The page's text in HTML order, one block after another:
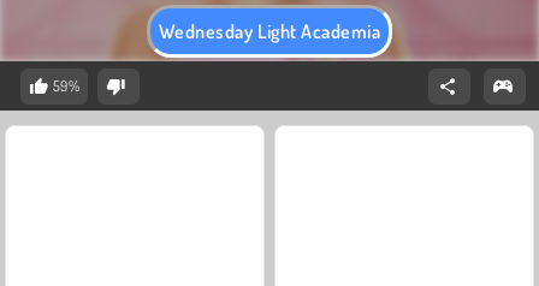
Wednesday Light Academia
59%